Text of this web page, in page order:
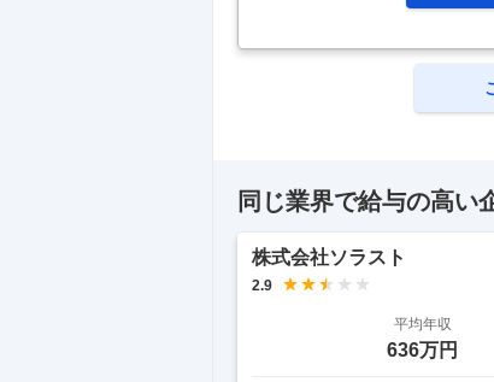
同じ業界で給与の高い
株式会社ソラスト
2.9
平均年収
636万円